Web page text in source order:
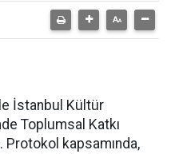
İstanbul Kültür
Toplumsal Katkı
Protokol kapsamında,